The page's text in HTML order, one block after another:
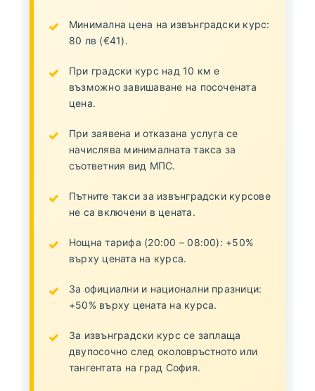
Минимална цена на извънградски курс:
80 лв (€41).
При градски курс над 10 км е
възможно завишаване на посочената
цена.
При заявена и отказана услуга се
начислява минималната такса за
съответния вид МПС.
Пътните такси за извънградски курсове
не са включени в цената.
Нощна тарифа (20:00 – 08:00): +50%
върху цената на курса.
За официални и национални празници:
+50% върху цената на курса.
За извънградски курс се заплаща
двупосочно след околовръстното или
тангентата на град София.